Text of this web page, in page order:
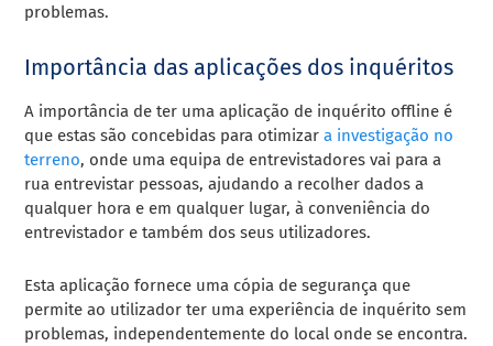
problemas.
Importância das aplicações dos inquéritos
A importância de ter uma aplicação de inquérito offline é
que estas são concebidas para otimizara investigação no
terreno, onde uma equipa de entrevistadores vai para a
rua entrevistar pessoas, ajudando a recolher dados a
qualquer hora e em qualquer lugar, à conveniência do
entrevistador e também dos seus utilizadores.
Esta aplicação fornece uma cópia de segurança que
permite ao utilizador ter uma experiência de inquérito sem
problemas, independentemente do local onde se encontra.